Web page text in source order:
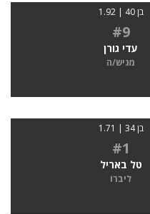
בן 40 | 1.92
#9
עדי גורן
מגיש/ה
בן 34 | 1.71
#1
טל באריל
ליברו